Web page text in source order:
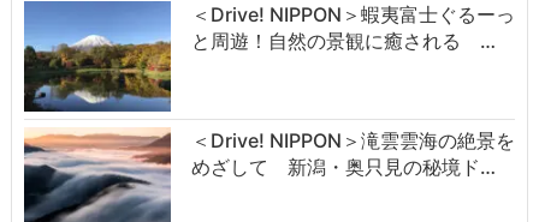
＜Drive! NIPPON＞蝦夷富士ぐるーっ
と周遊！自然の景観に癒される …
＜Drive! NIPPON＞滝雲雲海の絶景を
めざして 新潟・奥只見の秘境ド…